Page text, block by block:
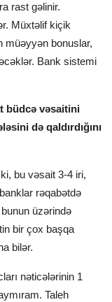
rast gəlinir.
Müxtəlif kiçik
müəyyən bonuslar,
Bank sistemi
büdcə vəsaitini
də qaldırdığını
bu vəsait 3-4 iri,
rəqabətdə
üzərində
bir çox başqa
bilər.
nəticələrinin 1
Taleh